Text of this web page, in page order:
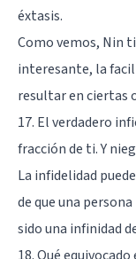
éxtasis.
Como vemos, Nin
interesante, la
resultar en ciertas
17. El verdadero
fracción de ti. Y
La infidelidad
de que una
sido una infinidad